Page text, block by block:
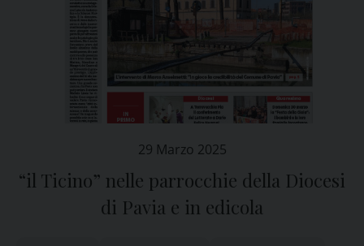
29 Marzo 2025
“il Ticino” nelle parrocchie della Diocesi
di Pavia e in edicola